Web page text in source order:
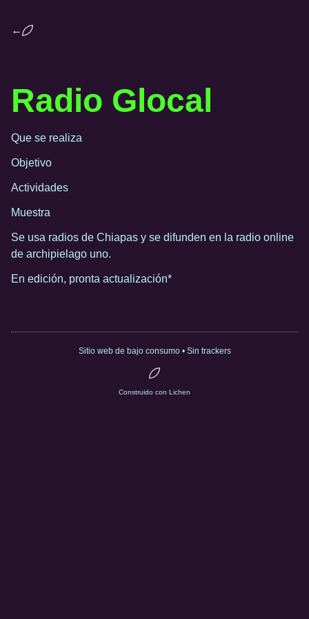
←
Radio Glocal
Que se realiza
Objetivo
Actividades
Muestra
Se usa radios de Chiapas y se difunden en la radio online
de archipielago uno.
En edición, pronta actualización*
Sitio web de bajo consumo • Sin trackers
Construido con Lichen